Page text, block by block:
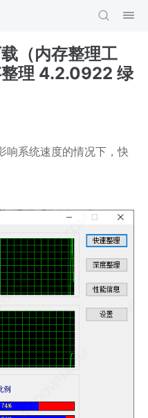
（内存整理工
整理 4.2.0922 绿
响系统速度的情况下，快